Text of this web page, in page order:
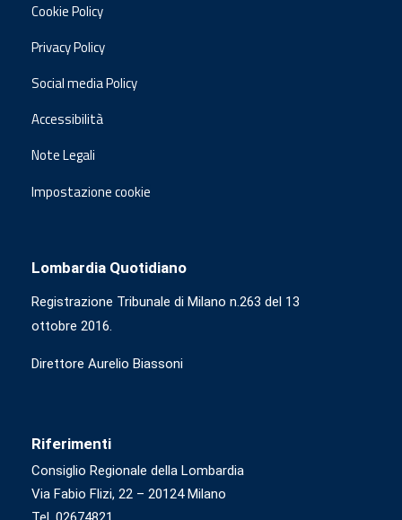
Cookie Policy
Privacy Policy
Social media Policy
Accessibilità
Note Legali
Impostazione cookie
Lombardia Quotidiano
Registrazione Tribunale di Milano n.263 del 13
ottobre 2016.
Direttore Aurelio Biassoni
Riferimenti
Consiglio Regionale della Lombardia
Via Fabio Flizi, 22 – 20124 Milano